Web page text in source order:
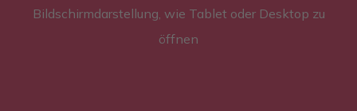
Bildschirmdarstellung, wie Tablet oder Desktop zu
öffnen